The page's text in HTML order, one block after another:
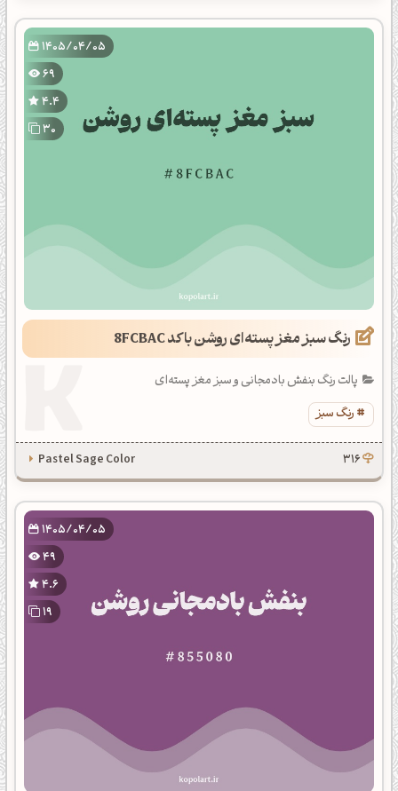
1405/04/05
69
4.4
30
رنگ سبز مغز پسته‌ای روشن با کد 8FCBAC
پالت رنگ بنفش بادمجانی و سبز مغز پسته‌ای
رنگ سبز
316
Pastel Sage Color
1405/04/05
49
4.6
19